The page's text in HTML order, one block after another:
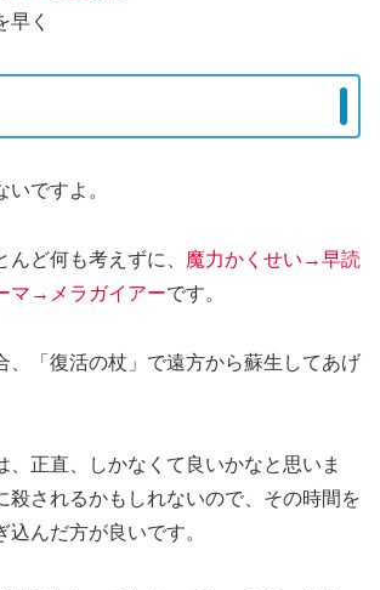
早く
ですよ。
んど何も考えずに、 魔力かくせい→早読
マ→メラガイアーです。
、「復活の杖」で遠方から蘇生してあげ
、正直、しかなくて良いかなと思いま
殺されるかもしれないので、その時間を
込んだ方が良いです。